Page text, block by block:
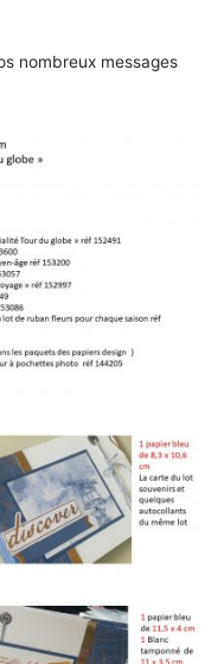
nombreux messages